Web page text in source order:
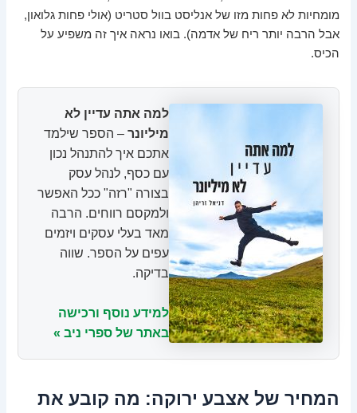
מומחיות לא פחות מזו של אנליסט בוול סטריט (אולי פחות גלואון,
אבל הרבה יותר ריח של אדמה). בואו נראה איך זה משפיע על
הכיס.
למה אתה עדיין לא
מיליונר – הספר שילמד
אתכם איך להתנהל נכון
עם כסף, לנהל עסק
בצורה "רזה" ככל האפשר
ולמקסם רווחים. הרבה
מאד בעלי עסקים ויזמים
עפים על הספר. שווה
בדיקה.
למידע נוסף ורכישה
באתר של ספרי ניב »
המחיר של אצבע ירוקה: מה קובע את